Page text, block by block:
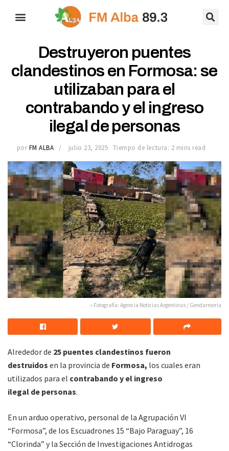
Destruyeron puentes
clandestinos en Formosa: se
utilizaban para el
contrabando y el ingreso
ilegal de personas
por FM ALBA julio 23, 2025 Tiempo de lectura: 2 mins read
» Fotografía: Agencia Noticias Argentinas / Gendarmería
Alrededor de 25 puentes clandestinos fueron
destruidos en la provincia de Formosa, los cuales eran
utilizados para el contrabando y el ingreso
ilegal de personas.
En un arduo operativo, personal de la Agrupación VI
“Formosa”, de los Escuadrones 15 “Bajo Paraguay”, 16
“Clorinda” y la Sección de Investigaciones Antidrogas